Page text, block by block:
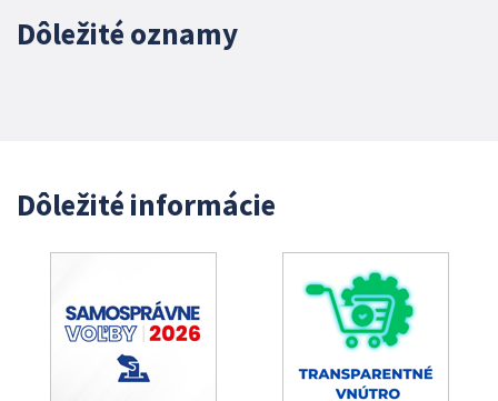
Dôležité oznamy
Dôležité informácie